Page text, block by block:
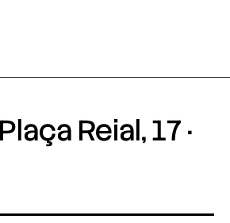
Reial, 17 ·